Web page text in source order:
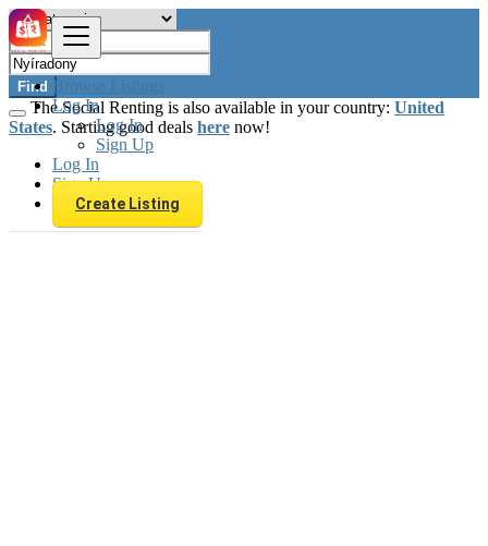
Browse Listings
Log In
Log In
Sign Up
Log In
Sign Up
Create Listing
Find
The Social Renting is also available in your country: United
States. Starting good deals here now!